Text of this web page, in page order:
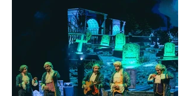
electrónica más importante del país,
revela oficialmente el Lineup de su edición
2026. Calvin Harris, Boris Bre